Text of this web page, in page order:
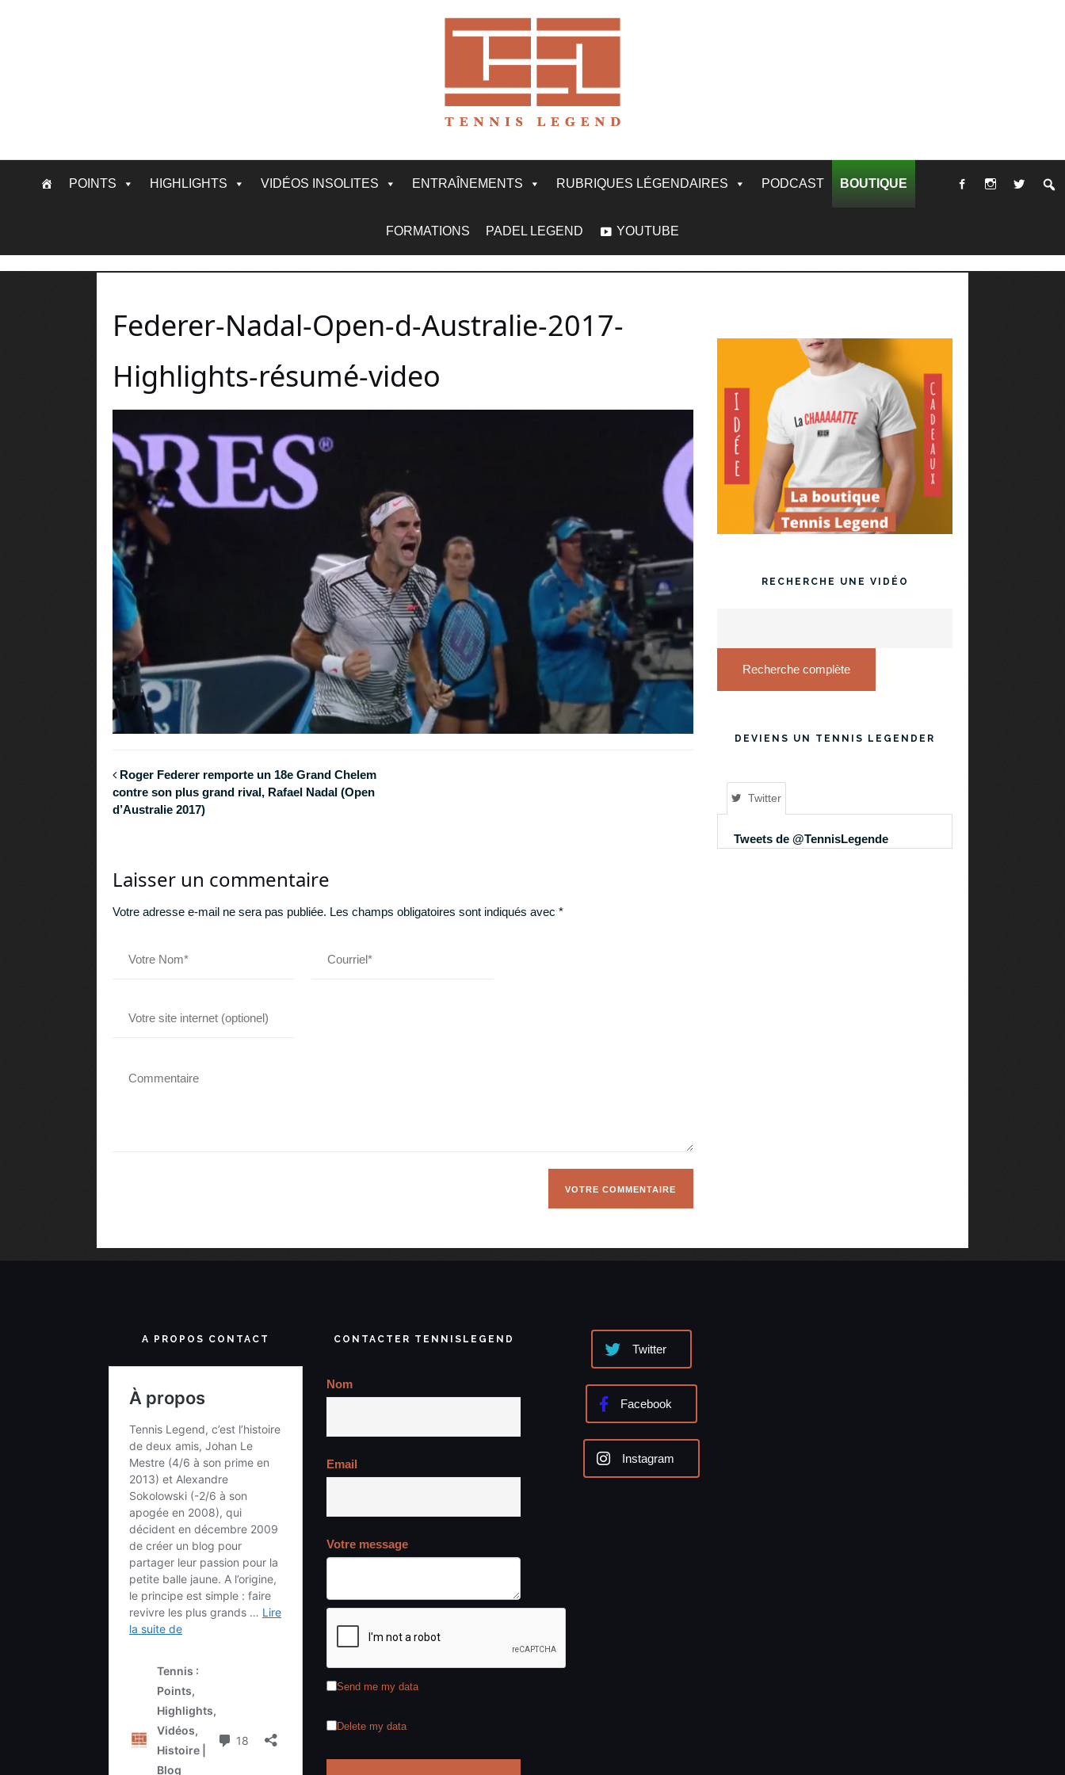
POINTS HIGHLIGHTS VIDÉOS INSOLITES ENTRAÎNEMENTS RUBRIQUES LÉGENDAIRES PODCAST BOUTIQUE
FORMATIONS PADEL LEGEND YOUTUBE
Federer-Nadal-Open-d-Australie-2017-
Highlights-résumé-video
Roger Federer remporte un 18e Grand Chelem
contre son plus grand rival, Rafael Nadal (Open
d’Australie 2017)
Laisser un commentaire
Votre adresse e-mail ne sera pas publiée. Les champs obligatoires sont indiqués avec *
RECHERCHE UNE VIDÉO
Recherche complète
DEVIENS UN TENNIS LEGENDER
Twitter
Tweets de @TennisLegende
A PROPOS CONTACT CONTACTER TENNISLEGEND
Nom
Email
Votre message
Send me my data
Delete my data
Twitter
Facebook
Instagram